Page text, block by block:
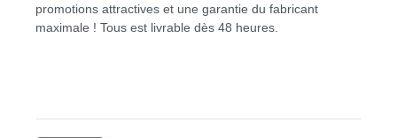
promotions attractives et une garantie du fabricant
maximale ! Tous est livrable dès 48 heures.